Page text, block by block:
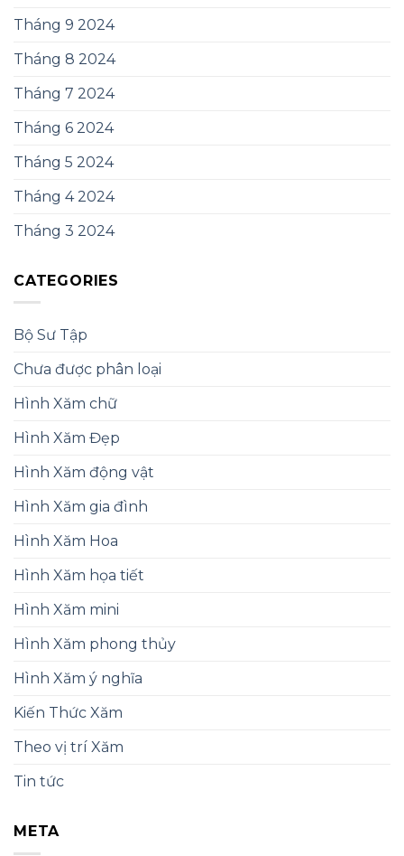
Tháng 9 2024
Tháng 8 2024
Tháng 7 2024
Tháng 6 2024
Tháng 5 2024
Tháng 4 2024
Tháng 3 2024
CATEGORIES
Bộ Sư Tập
Chưa được phân loại
Hình Xăm chữ
Hình Xăm Đẹp
Hình Xăm động vật
Hình Xăm gia đình
Hình Xăm Hoa
Hình Xăm họa tiết
Hình Xăm mini
Hình Xăm phong thủy
Hình Xăm ý nghĩa
Kiến Thức Xăm
Theo vị trí Xăm
Tin tức
META